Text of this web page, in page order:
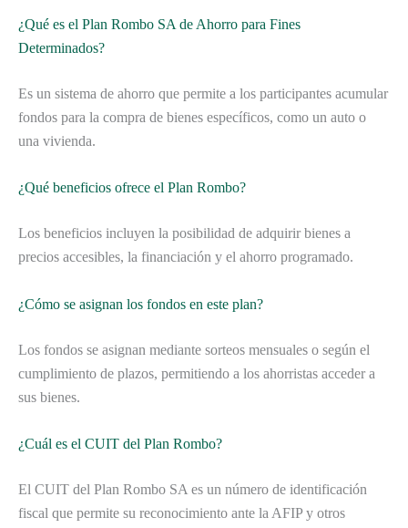
¿Qué es el Plan Rombo SA de Ahorro para Fines
Determinados?
Es un sistema de ahorro que permite a los participantes acumular
fondos para la compra de bienes específicos, como un auto o
una vivienda.
¿Qué beneficios ofrece el Plan Rombo?
Los beneficios incluyen la posibilidad de adquirir bienes a
precios accesibles, la financiación y el ahorro programado.
¿Cómo se asignan los fondos en este plan?
Los fondos se asignan mediante sorteos mensuales o según el
cumplimiento de plazos, permitiendo a los ahorristas acceder a
sus bienes.
¿Cuál es el CUIT del Plan Rombo?
El CUIT del Plan Rombo SA es un número de identificación
fiscal que permite su reconocimiento ante la AFIP y otros